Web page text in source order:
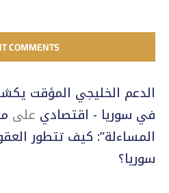
COMMENTS
الدعم الخليجي المؤقت
في سوريا - اقتصادي على
المساءلة”: كيف تتطور
سوريا؟